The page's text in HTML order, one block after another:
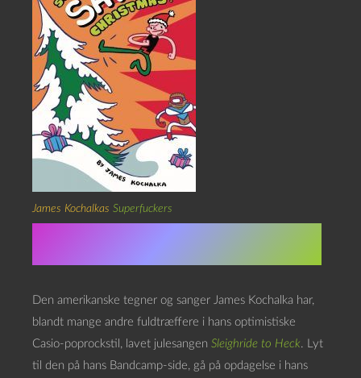
James Kochalkas Superfuckers
Den amerikanske tegner og sanger James Kochalka har,
blandt mange andre fuldtræffere i hans optimistiske
Casio-poprockstil, lavet julesangen Sleighride to Heck. Lyt
til den på hans Bandcamp-side, gå på opdagelse i hans